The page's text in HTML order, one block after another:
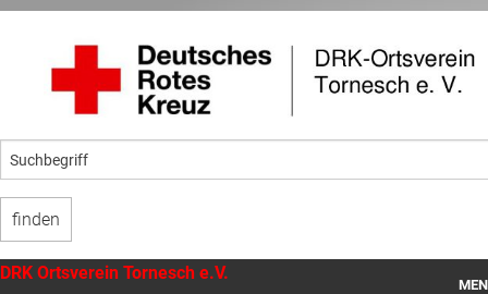
DRK Ortsverein Tornesch e.V.